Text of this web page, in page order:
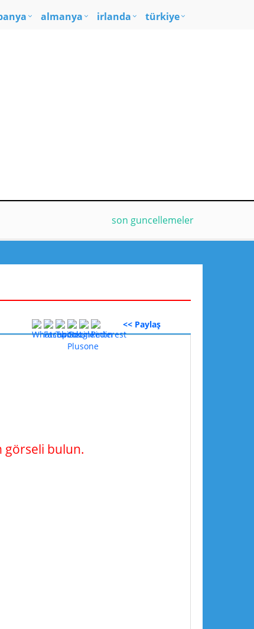
almanya irlanda türkiye
son guncellemeler
<< Paylaş
görseli bulun.